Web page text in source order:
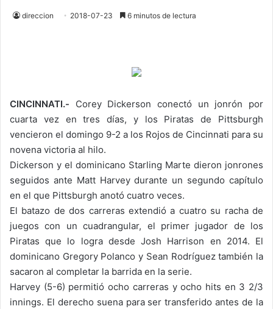
direccion 2018-07-23 6 minutos de lectura
CINCINNATI.- Corey Dickerson conectó un jonrón por
cuarta vez en tres días, y los Piratas de Pittsburgh
vencieron el domingo 9-2 a los Rojos de Cincinnati para su
novena victoria al hilo.
Dickerson y el dominicano Starling Marte dieron jonrones
seguidos ante Matt Harvey durante un segundo capítulo
en el que Pittsburgh anotó cuatro veces.
El batazo de dos carreras extendió a cuatro su racha de
juegos con un cuadrangular, el primer jugador de los
Piratas que lo logra desde Josh Harrison en 2014. El
dominicano Gregory Polanco y Sean Rodríguez también la
sacaron al completar la barrida en la serie.
Harvey (5-6) permitió ocho carreras y ocho hits en 3 2/3
innings. El derecho suena para ser transferido antes de la